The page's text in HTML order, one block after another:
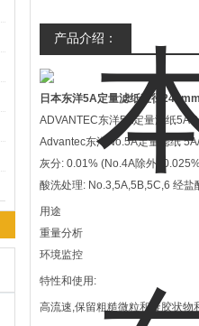
产品介绍：
日本东洋5A定量滤纸直径
ADVANTEC东洋5A定量滤纸5A
Advantec东洋No.5A定量滤纸
灰分: 0.01% (No.4A除外-
酸洗处理: No.3,5A,5B,5C,6 经
用途
重量分析
环境监控
特性和使用:
高流速,保留粗糙微粒和凝胶状